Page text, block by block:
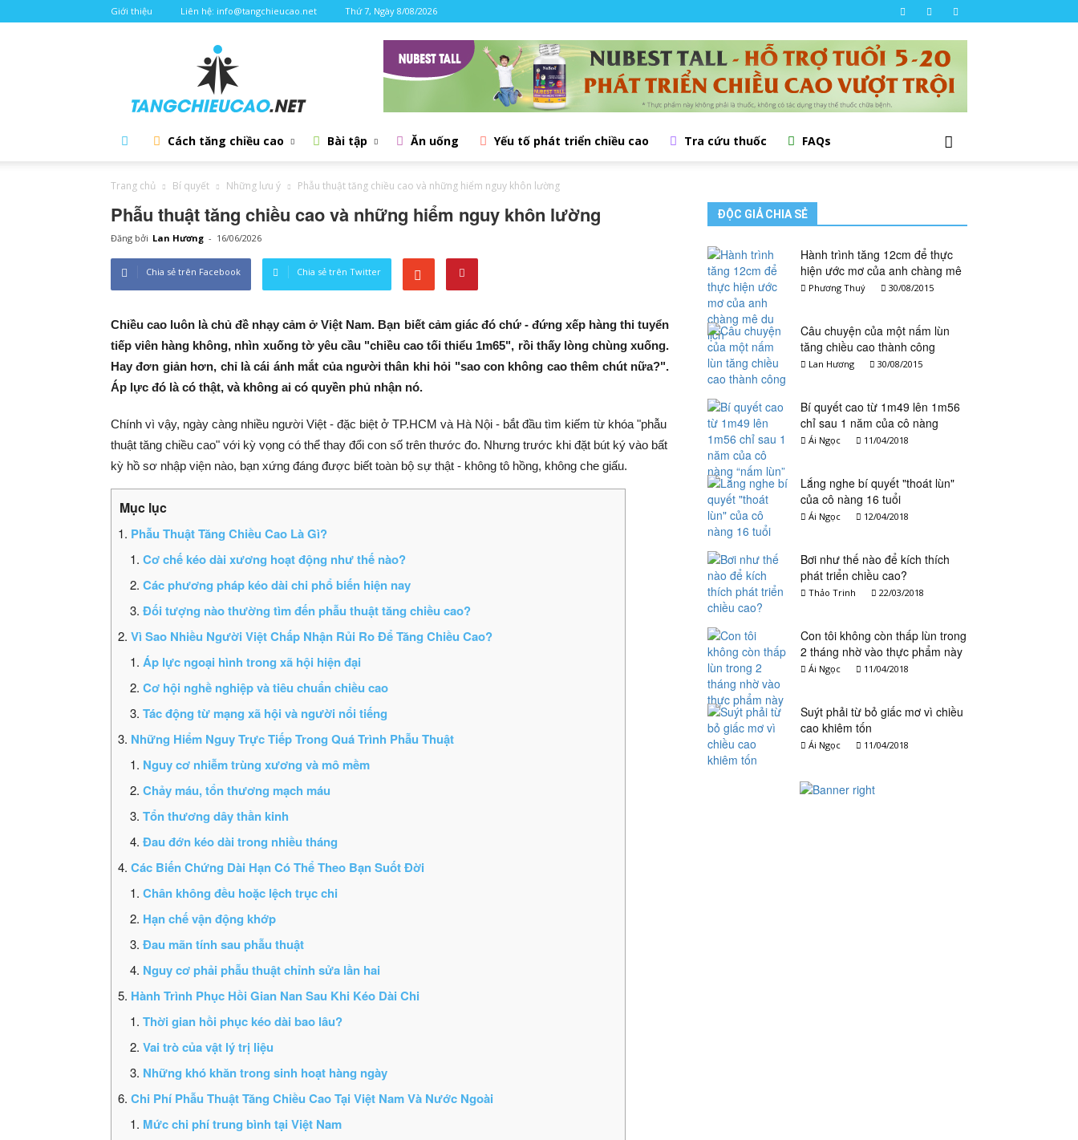
Giới thiệu Liên hệ: info@tangchieucao.net Thứ 7, Ngày 8/08/2026
Cách tăng chiều cao Bài tập Ăn uống Yếu tố phát triển chiều cao Tra cứu thuốc FAQs
Trang chủ Bí quyết Những lưu ý Phẫu thuật tăng chiều cao và những hiểm nguy khôn lường
Phẫu thuật tăng chiều cao và những hiểm nguy khôn lường
Đăng bởi Lan Hương - 16/06/2026
Chia sẻ trên Facebook Chia sẻ trên Twitter
Chiều cao luôn là chủ đề nhạy cảm ở Việt Nam. Bạn biết cảm giác đó chứ - đứng xếp hàng thi tuyển
tiếp viên hàng không, nhìn xuống tờ yêu cầu "chiều cao tối thiểu 1m65", rồi thấy lòng chùng xuống.
Hay đơn giản hơn, chỉ là cái ánh mắt của người thân khi hỏi "sao con không cao thêm chút nữa?".
Áp lực đó là có thật, và không ai có quyền phủ nhận nó.
Chính vì vậy, ngày càng nhiều người Việt - đặc biệt ở TP.HCM và Hà Nội - bắt đầu tìm kiếm từ khóa "phẫu
thuật tăng chiều cao" với kỳ vọng có thể thay đổi con số trên thước đo. Nhưng trước khi đặt bút ký vào bất
kỳ hồ sơ nhập viện nào, bạn xứng đáng được biết toàn bộ sự thật - không tô hồng, không che giấu.
Phẫu Thuật Tăng Chiều Cao Là Gì?
Cơ chế kéo dài xương hoạt động như thế nào?
Các phương pháp kéo dài chi phổ biến hiện nay
Đối tượng nào thường tìm đến phẫu thuật tăng chiều cao?
Vì Sao Nhiều Người Việt Chấp Nhận Rủi Ro Để Tăng Chiều Cao?
Áp lực ngoại hình trong xã hội hiện đại
Cơ hội nghề nghiệp và tiêu chuẩn chiều cao
Tác động từ mạng xã hội và người nổi tiếng
Những Hiểm Nguy Trực Tiếp Trong Quá Trình Phẫu Thuật
Nguy cơ nhiễm trùng xương và mô mềm
Chảy máu, tổn thương mạch máu
Tổn thương dây thần kinh
Đau đớn kéo dài trong nhiều tháng
Các Biến Chứng Dài Hạn Có Thể Theo Bạn Suốt Đời
Chân không đều hoặc lệch trục chi
Hạn chế vận động khớp
Đau mãn tính sau phẫu thuật
Nguy cơ phải phẫu thuật chỉnh sửa lần hai
Hành Trình Phục Hồi Gian Nan Sau Khi Kéo Dài Chi
Thời gian hồi phục kéo dài bao lâu?
Vai trò của vật lý trị liệu
Những khó khăn trong sinh hoạt hàng ngày
Chi Phí Phẫu Thuật Tăng Chiều Cao Tại Việt Nam Và Nước Ngoài
Mức chi phí trung bình tại Việt Nam
ĐỘC GIẢ CHIA SẺ
Hành trình tăng 12cm để thực
hiện ước mơ của anh chàng mê
du lịch
Phương Thuý 30/08/2015
Câu chuyện của một nấm lùn
tăng chiều cao thành công
Lan Hương 30/08/2015
Bí quyết cao từ 1m49 lên 1m56
chỉ sau 1 năm của cô nàng
“nấm lùn”
Ái Ngọc 11/04/2018
Lắng nghe bí quyết "thoát lùn"
của cô nàng 16 tuổi
Ái Ngọc 12/04/2018
Bơi như thế nào để kích thích
phát triển chiều cao?
Thảo Trinh 22/03/2018
Con tôi không còn thấp lùn trong
2 tháng nhờ vào thực phẩm này
Ái Ngọc 11/04/2018
Suýt phải từ bỏ giấc mơ vì chiều
cao khiêm tốn
Ái Ngọc 11/04/2018